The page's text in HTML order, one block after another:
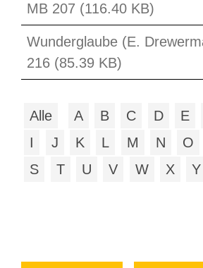
MB 207 (116.40 KB)
Wunderglaube (E.
216 (85.39 KB)
Alle A B C D E
I
J K L M N O
S
T U V W X Y